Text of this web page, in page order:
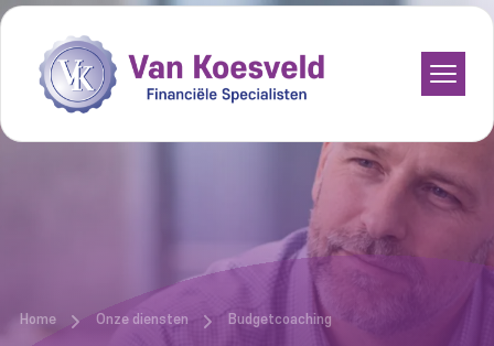
Home Onze diensten Budgetcoaching
Bedrijfsfinancieringen
Beleggingen
Pensioenen